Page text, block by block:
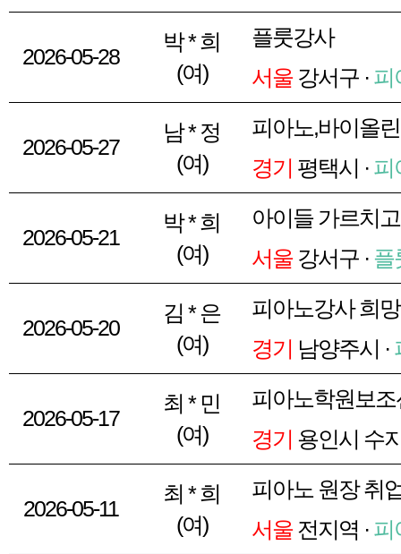
2026-05-28
박 * 희
(여)
플룻강사
서울강서구 · 피
2026-05-27
남 * 정
(여)
피아노,바이올
경기 평택시 · 피
2026-05-21
박 * 희
(여)
아이들 가르치
서울강서구 · 플
2026-05-20
김 * 은
(여)
피아노강사 희
경기 남양주시 ·
2026-05-17
최 * 민
(여)
피아노학원보
경기 용인시 수
2026-05-11
최 * 희
(여)
피아노 원장 취
서울전지역 · 피